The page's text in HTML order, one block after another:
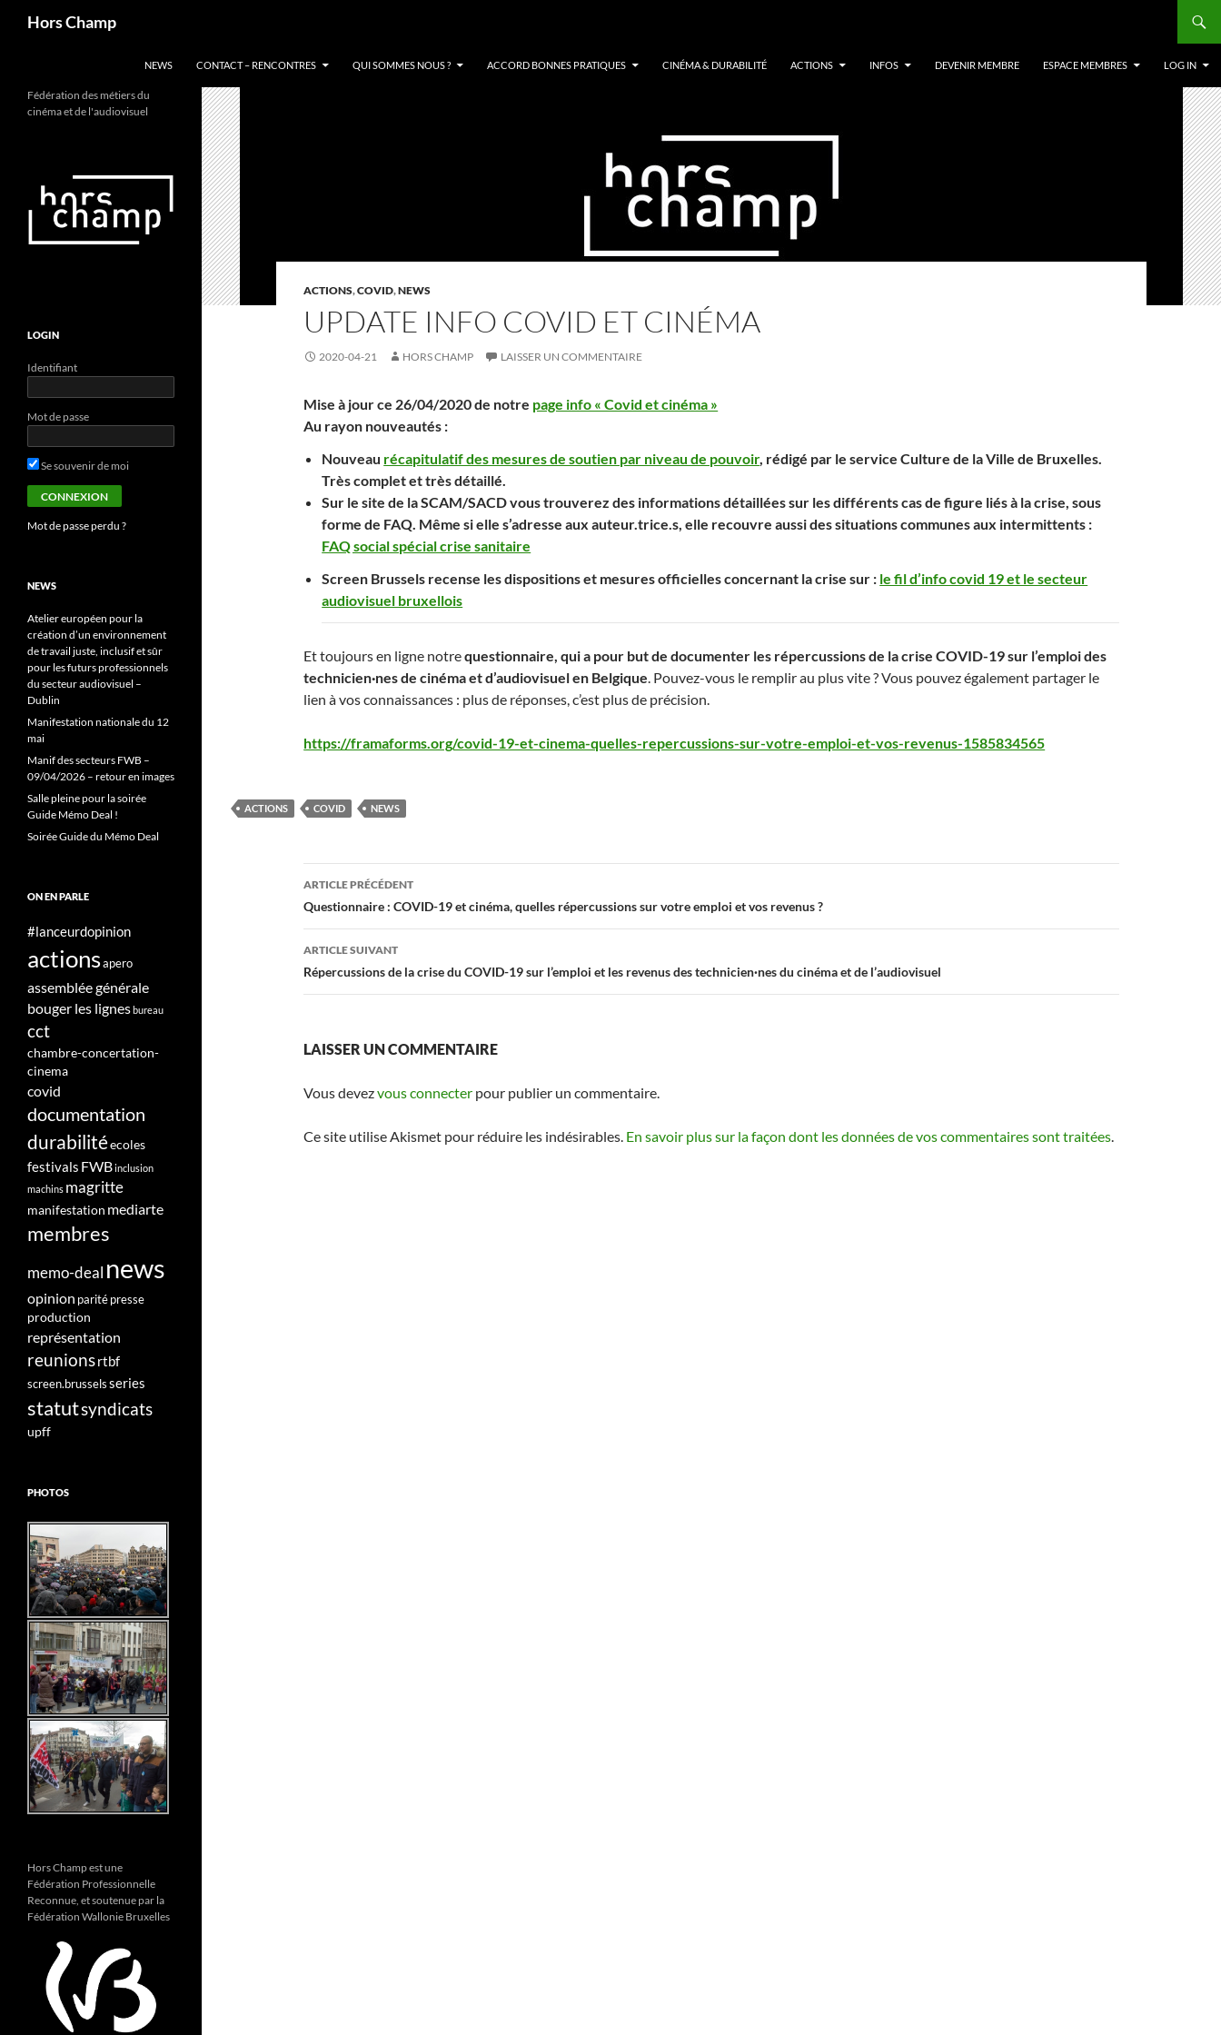
Hors Champ
NEWS CONTACT – RENCONTRES QUI SOMMES NOUS ? ACCORD BONNES PRATIQUES CINÉMA & DURABILITÉ ACTIONS INFOS DEVENIR MEMBRE ESPACE MEMBRES LOG IN
ACTIONS,COVID,NEWS
UPDATE INFO COVID ET CINÉMA
2020-04-21 HORS CHAMP LAISSER UN COMMENTAIRE
Mise à jour ce 26/04/2020 de notre page info « Covid et cinéma »
Au rayon nouveautés :
Nouveau récapitulatif des mesures de soutien par niveau de pouvoir, rédigé par le service Culture de la Ville de Bruxelles.
Très complet et très détaillé.
Sur le site de la SCAM/SACD vous trouverez des informations détaillées sur les différents cas de figure liés à la crise, sous
forme de FAQ. Même si elle s’adresse aux auteur.trice.s, elle recouvre aussi des situations communes aux intermittents :
FAQ social spécial crise sanitaire
Screen Brussels recense les dispositions et mesures officielles concernant la crise sur : le fil d’info covid 19 et le secteur
audiovisuel bruxellois
Et toujours en ligne notrequestionnaire, qui a pour but de documenter les répercussions de la crise COVID-19 sur l’emploi des
technicien·nes de cinéma et d’audiovisuel en Belgique. Pouvez-vous le remplir au plus vite ? Vous pouvez également partager le
lien à vos connaissances : plus de réponses, c’est plus de précision.
https://framaforms.org/covid-19-et-cinema-quelles-repercussions-sur-votre-emploi-et-vos-revenus-1585834565
ACTIONS COVID NEWS
Navigation
des
articles
ARTICLE PRÉCÉDENT
Questionnaire : COVID-19 et cinéma, quelles répercussions sur votre emploi et vos revenus ?
ARTICLE SUIVANT
Répercussions de la crise du COVID-19 sur l’emploi et les revenus des technicien·nes du cinéma et de l’audiovisuel
LAISSER UN COMMENTAIRE
Vous devezvous connecter pour publier un commentaire.
Ce site utilise Akismet pour réduire les indésirables. En savoir plus sur la façon dont les données de vos commentaires sont traitées.
Fédération des métiers du
cinéma et de l'audiovisuel
LOGIN
Identifiant
Mot de passe
Se souvenir de moi
Mot de passe perdu ?
NEWS
Atelier européen pour la
création d’un environnement
de travail juste, inclusif et sûr
pour les futurs professionnels
du secteur audiovisuel –
Dublin
Manifestation nationale du 12
mai
Manif des secteurs FWB –
09/04/2026 – retour en images
Salle pleine pour la soirée
Guide Mémo Deal !
Soirée Guide du Mémo Deal
ON EN PARLE
#lanceurdopinion
actionsapero
assemblée générale
bouger les lignesbureau
cct
chambre-concertation-
cinema
covid
documentation
durabilitéecoles
festivals FWBinclusion
machins magritte
manifestation mediarte
membres
memo-deal news
opinion parité presse
production
représentation
reunionsrtbf
screen.brussels series
statutsyndicats
upff
PHOTOS
Hors Champ est une
Fédération Professionnelle
Reconnue, et soutenue par la
Fédération Wallonie Bruxelles